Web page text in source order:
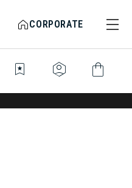
CORPORATE
bookmark_star identity_platform shopping_bag